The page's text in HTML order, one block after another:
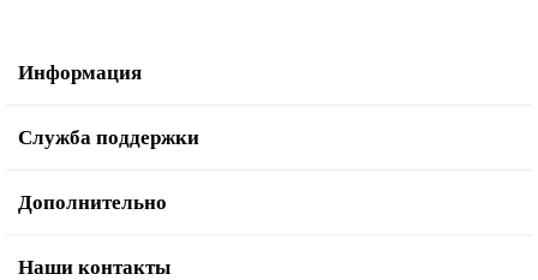
Информация
Служба поддержки
Дополнительно
Наши контакты